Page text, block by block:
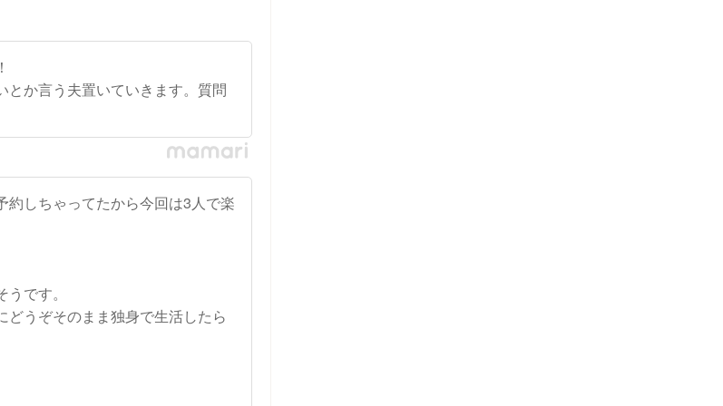
か言う夫置いていきます。質問
しちゃってたから今回は3人で楽
です。
うぞそのまま独身で生活したら